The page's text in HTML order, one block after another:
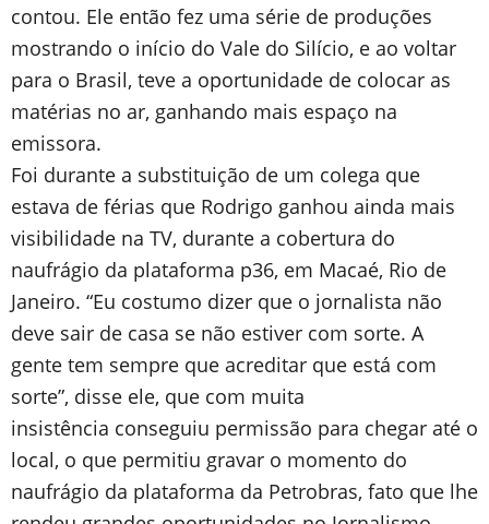
contou. Ele então fez uma série de produções
mostrando o início do Vale do Silício, e ao voltar
para o Brasil, teve a oportunidade de colocar as
matérias no ar, ganhando mais espaço na
emissora.
Foi durante a substituição de um colega que
estava de férias que Rodrigo ganhou ainda mais
visibilidade na TV, durante a cobertura do
naufrágio da plataforma p36, em Macaé, Rio de
Janeiro. “Eu costumo dizer que o jornalista não
deve sair de casa se não estiver com sorte. A
gente tem sempre que acreditar que está com
sorte”, disse ele, que com muita
insistência conseguiu permissão para chegar até o
local, o que permitiu gravar o momento do
naufrágio da plataforma da Petrobras, fato que lhe